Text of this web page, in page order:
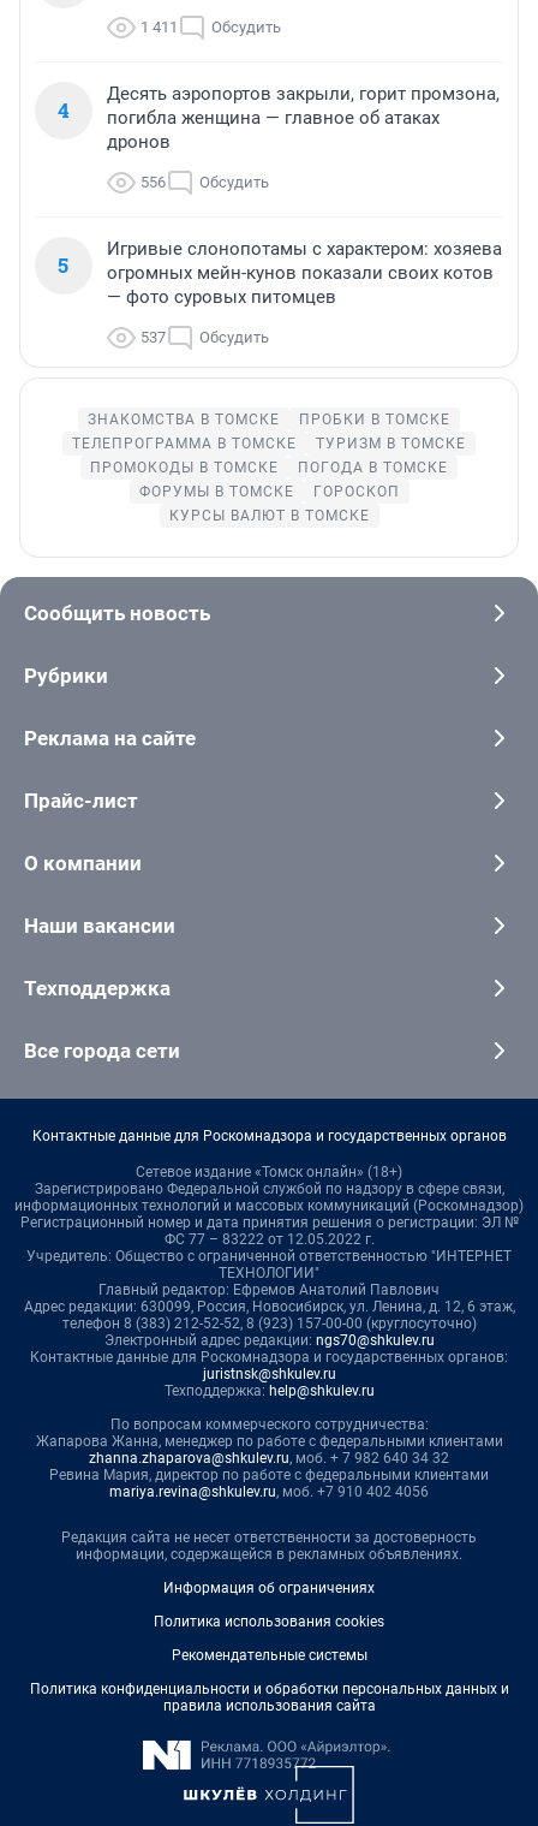
1 411 Обсудить
4
Десять аэропортов закрыли, горит промзона,
погибла женщина — главное об атаках
дронов
556 Обсудить
5
Игривые слонопотамы с характером: хозяева
огромных мейн-кунов показали своих котов
— фото суровых питомцев
537 Обсудить
ЗНАКОМСТВА В ТОМСКЕ
ПРОБКИ В ТОМСКЕ
ТЕЛЕПРОГРАММА В ТОМСКЕ
ТУРИЗМ В ТОМСКЕ
ПРОМОКОДЫ В ТОМСКЕ
ПОГОДА В ТОМСКЕ
ФОРУМЫ В ТОМСКЕ
ГОРОСКОП
КУРСЫ ВАЛЮТ В ТОМСКЕ
Сообщить новость
Рубрики
Реклама на сайте
Прайс-лист
О компании
Наши вакансии
Техподдержка
Все города сети
Контактные данные для Роскомнадзора и государственных органов
Сетевое издание «Томск онлайн» (18+)
Зарегистрировано Федеральной службой по надзору в сфере связи,
информационных технологий и массовых коммуникаций (Роскомнадзор)
Регистрационный номер и дата принятия решения о регистрации: ЭЛ №
ФС 77 – 83222 от 12.05.2022 г.
Учредитель: Общество с ограниченной ответственностью "ИНТЕРНЕТ
ТЕХНОЛОГИИ"
Главный редактор: Ефремов Анатолий Павлович
Адрес редакции: 630099, Россия, Новосибирск, ул. Ленина, д. 12, 6 этаж,
телефон 8 (383) 212-52-52, 8 (923) 157-00-00 (круглосуточно)
Электронный адрес редакции: ngs70@shkulev.ru
Контактные данные для Роскомнадзора и государственных органов:
juristnsk@shkulev.ru
Техподдержка: help@shkulev.ru
По вопросам коммерческого сотрудничества:
Жапарова Жанна, менеджер по работе с федеральными клиентами
zhanna.zhaparova@shkulev.ru, моб. + 7 982 640 34 32
Ревина Мария, директор по работе с федеральными клиентами
mariya.revina@shkulev.ru, моб. +7 910 402 4056
Редакция сайта не несет ответственности за достоверность
информации, содержащейся в рекламных объявлениях.
Информация об ограничениях
Политика использования cookies
Рекомендательные системы
Политика конфиденциальности и обработки персональных данных и
правила использования сайта